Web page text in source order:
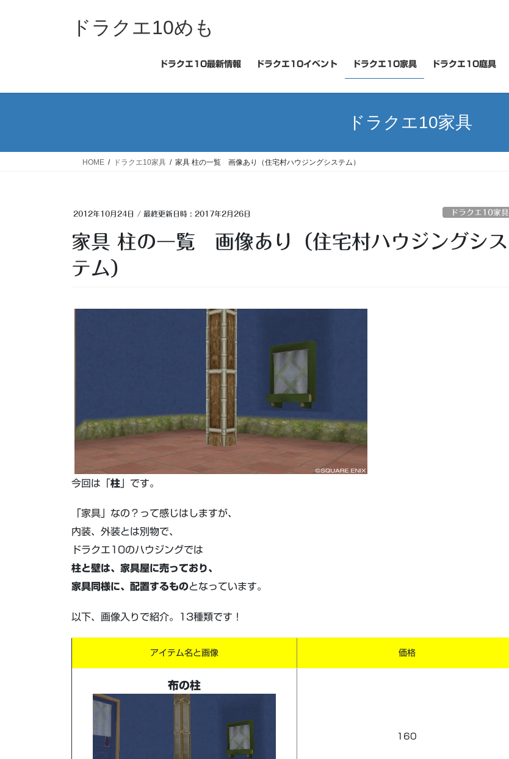
ス
ン
ドラクエ10めも
ドラクエ10最新情報 ドラクエ10イベント ドラクエ10家具 ドラクエ10庭具
ドラクエ10家具
HOME ドラクエ10家具 家具 柱の一覧 画像あり（住宅村ハウジングシステム）
2012年10月24日 / 最終更新日時 : 2017年2月26日 ドラクエ10家具
家具 柱の一覧 画像あり（住宅村ハウジングシス
テム）
今回は「 柱 」です。
「家具」なの？って感じはしますが、
内装、外装とは別物で、
ドラクエ10のハウジングでは
柱と壁は、家具屋に売っており、
家具同様に、配置するものとなっています。
以下、画像入りで紹介。13種類です！
アイテム名と画像 価格
布の柱
160